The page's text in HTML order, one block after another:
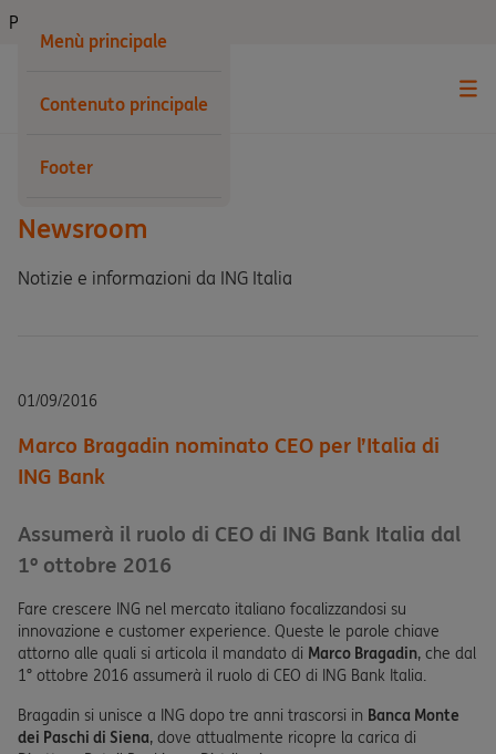
Menù principale
Contenuto principale
Footer
Privati
Newsroom
Notizie e informazioni da ING Italia
01/09/2016
Marco Bragadin nominato CEO per l’Italia di
ING Bank
Assumerà il ruolo di CEO di ING Bank Italia dal
1º ottobre 2016
Fare crescere ING nel mercato italiano focalizzandosi su
innovazione e customer experience. Queste le parole chiave
attorno alle quali si articola il mandato di Marco Bragadin, che dal
1° ottobre 2016 assumerà il ruolo di CEO di ING Bank Italia.
Bragadin si unisce a ING dopo tre anni trascorsi in Banca Monte
dei Paschi di Siena, dove attualmente ricopre la carica di